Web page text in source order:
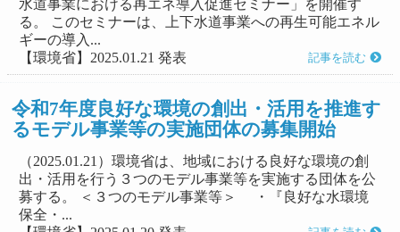
水道事業における再エネ導入促進セミナー」を開催す
る。 このセミナーは、上下水道事業への再生可能エネル
ギーの導入...
【環境省】2025.01.21 発表
記事を読む
令和7年度良好な環境の創出・活用を推進す
るモデル事業等の実施団体の募集開始
（2025.01.21）環境省は、地域における良好な環境の創
出・活用を行う３つのモデル事業等を実施する団体を公
募する。 ＜３つのモデル事業等＞ ・『良好な水環境
保全・...